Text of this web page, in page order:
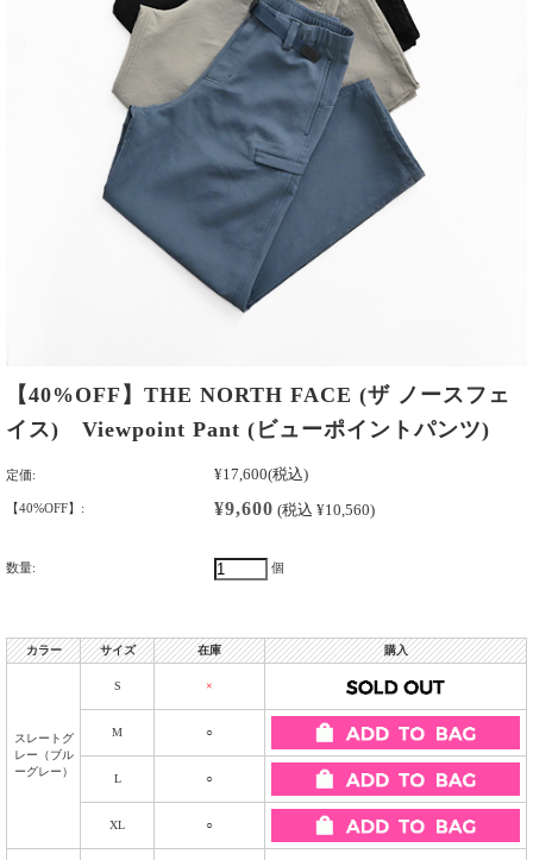
【40%OFF】THE NORTH FACE (ザ ノースフェ
イス) Viewpoint Pant (ビューポイントパンツ)
定価: ¥17,600(税込)
【40%OFF】: ¥9,600 (税込 ¥10,560)
数量: 個
カラー サイズ 在庫 購入
スレートグ
レー（ブル
ーグレー）
S ×
M ○
L ○
XL ○